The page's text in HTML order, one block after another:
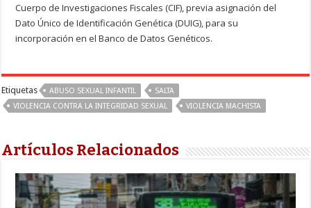
Cuerpo de Investigaciones Fiscales (CIF), previa asignación del
Dato Único de Identificación Genética (DUIG), para su
incorporación en el Banco de Datos Genéticos.
Etiquetas ABUSO SEXUAL INFANTIL
SALTA
VIOLENCIA CONTRA LA INTEGRIDAD SEXUAL
VIOLENCIA MACHISTA
Artículos Relacionados